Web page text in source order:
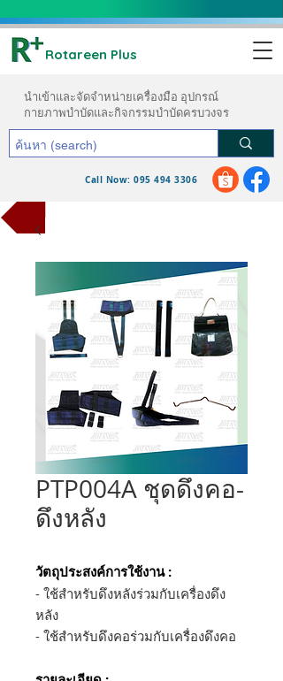
Rotareen Plus
นำเข้าและจัดจำหน่ายเครื่องมือ อุปกรณ์
กายภาพบำบัดและกิจกรรมบำบัดครบวงจร
Call Now: 095 494 3306
PTP004A ชุดดึงคอ-
ดึงหลัง
วัตถุประสงค์การใช้งาน :
- ใช้สำหรับดึงหลังร่วมกับเครื่องดึง
หลัง
- ใช้สำหรับดึงคอร่วมกับเครื่องดึงคอ